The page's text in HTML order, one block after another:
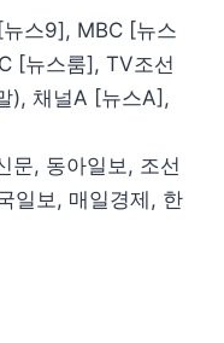
스9], MBC [뉴스
[뉴스룸], TV조선
), 채널A [뉴스A],
문, 동아일보, 조선
일보, 매일경제, 한